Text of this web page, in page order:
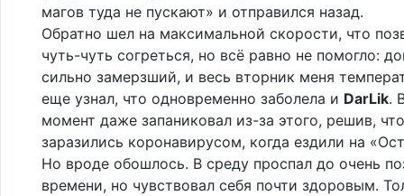
магов туда не пускают» и отправился назад.
Обратно шел на максимальной скорости, что
чуть-чуть согреться, но всё равно не помогло:
сильно замерзший, и весь вторник меня
еще узнал, что одновременно заболела и DarLik.
момент даже запаниковал из-за этого, решив,
заразились коронавирусом, когда ездили на
Но вроде обошлось. В среду проспал до очень
времени, но чувствовал себя почти здоровым.